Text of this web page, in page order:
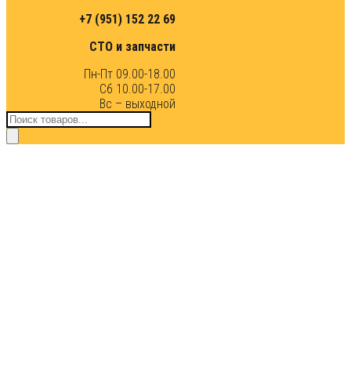
+7 (951) 152 22 69
СТО и запчасти
Пн-Пт 09.00-18.00
Сб 10.00-17.00
Вс – выходной
Поиск
товаров